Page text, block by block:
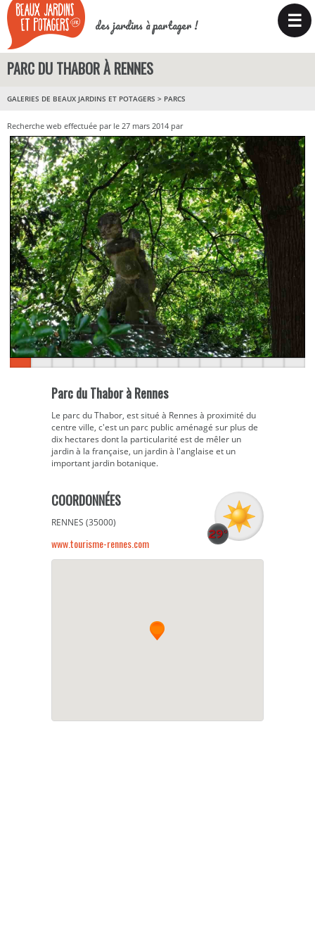
des jardins à partager ! ☰
PARC DU THABOR À RENNES
GALERIES DE BEAUX JARDINS ET POTAGERS > PARCS
Recherche web effectuée par le 27 mars 2014 par
Parc du Thabor à Rennes
Le parc du Thabor, est situé à Rennes à proximité du
centre ville, c'est un parc public aménagé sur plus de
dix hectares dont la particularité est de mêler un
jardin à la française, un jardin à l'anglaise et un
important jardin botanique.
COORDONNÉES
RENNES (35000)
www.tourisme-rennes.com